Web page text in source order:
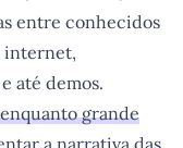
entre conhecidos
internet,
e até demos.
grande
a narrativa das